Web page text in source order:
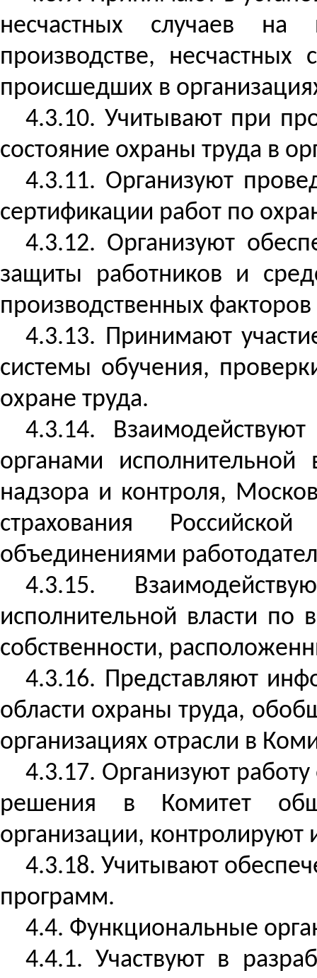
несчастных случаев на
производстве,
происшедших в
4.3.10. Учитывают при
состояние охраны труда в
4.3.11. Организуют
сертификации работ по
4.3.12. Организуют
защиты работников и
производственных
4.3.13. Принимают
системы обучения,
охране труда.
4.3.14.
органами исполнительной
надзора и контроля,
страхования
объединениями
4.3.15.
исполнительной власти по
собственности,
4.3.16. Представляют
области охраны труда,
организациях отрасли в
4.3.17. Организуют
решения в Комитет
организации,
4.3.18. Учитывают
программ.
4.4. Функциональные
4.4.1. Участвуют в